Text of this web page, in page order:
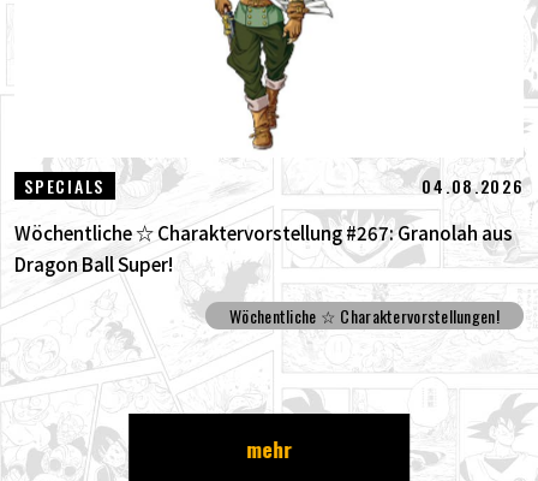
SPECIALS 04.08.2026
Wöchentliche ☆ Charaktervorstellung #267: Granolah aus
Dragon Ball Super!
Wöchentliche ☆ Charaktervorstellungen!
mehr